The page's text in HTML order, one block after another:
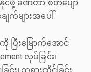
င်ဖို့ ခဏတာ စိတ်ပျော်
များအပေါ်
ပြီးမြောက်အောင်
လုပ်ခြင်း၊